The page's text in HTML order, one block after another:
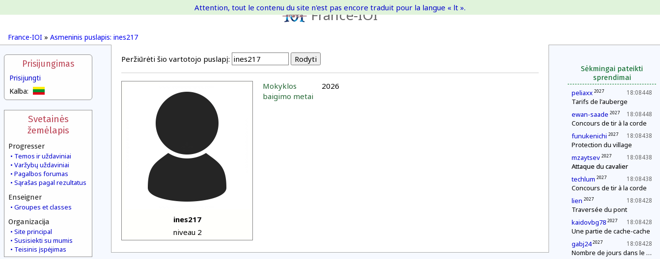
France-IOI
France-IOI » Asmeninis puslapis: ines217
Attention, tout le contenu du site n'est pas encore traduit pour la langue « lt ».
Prisijungimas
Prisijungti
Kalba:
Svetainės
žemėlapis
Progresser
Temos ir uždaviniai
Varžybų uždaviniai
Pagalbos forumas
Sąrašas pagal rezultatus
Enseigner
Groupes et classes
Organizacija
Site principal
Susisiekti su mumis
Teisinis įspėjimas
Sėkmingai pateikti
sprendimai
18:08448
peliaxx 2027
Tarifs de l'auberge
18:08448
ewan-saade 2027
Concours de tir à la corde
18:08438
funukenichi 2027
Protection du village
18:08438
mzaytsev 2027
Attaque du cavalier
18:08438
techlum 2027
Concours de tir à la corde
18:08428
lien 2027
Traversée du pont
18:08428
kaidovbg78 2027
Une partie de cache-cache
18:08428
gabj24 2027
Nombre de jours dans le mois
Peržiūrėti šio vartotojo puslapį:
ines217
niveau 2
Mokyklos
baigimo metai
2026